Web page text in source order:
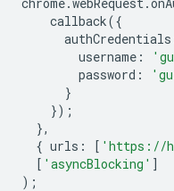
callback({
authCredentials
username :
password :
}
});
},
{ urls : [ 'https://
[ 'asyncBlocking' ]
);